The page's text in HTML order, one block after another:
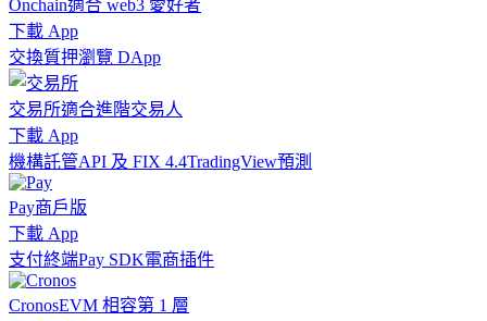
Onchain適合 web3 愛好者
下載 App
交換質押瀏覽 DApp
交易所適合進階交易人
下載 App
機構託管API 及 FIX 4.4TradingView預測
Pay商戶版
下載 App
支付終端Pay SDK電商插件
CronosEVM 相容第 1 層